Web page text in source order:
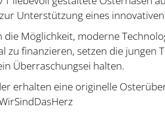
Unterstützung eines
Möglichkeit, moderne
zu finanzieren, setzen die jungen
Überraschungsei halten.
erhalten eine originelle